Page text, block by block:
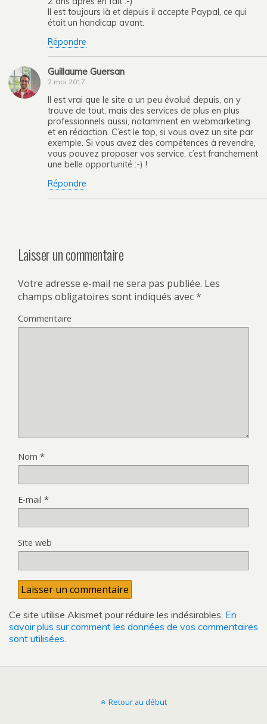
Il est toujours là et depuis il accepte Paypal, ce qui
était un handicap avant.
Répondre
Guillaume Guersan
2 mai 2017
Il est vrai que le site a un peu évolué depuis, on y
trouve de tout, mais des services de plus en plus
professionnels aussi, notamment en webmarketing
et en rédaction. C’est le top, si vous avez un site par
exemple. Si vous avez des compétences à revendre,
vous pouvez proposer vos service, c’est franchement
une belle opportunité :-) !
Répondre
Laisser un commentaire
Votre adresse e-mail ne sera pas publiée. Les
champs obligatoires sont indiqués avec*
Commentaire
Nom *
E-mail *
Site web
Ce site utilise Akismet pour réduire les indésirables. En
savoir plus sur comment les données de vos commentaires
sont utilisées
Retour au début